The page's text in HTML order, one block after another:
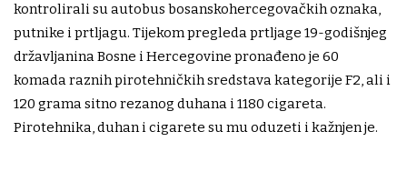
kontrolirali su autobus bosanskohercegovačkih oznaka,
putnike i prtljagu. Tijekom pregleda prtljage 19-godišnjeg
državljanina Bosne i Hercegovine pronađeno je 60
komada raznih pirotehničkih sredstava kategorije F2, ali i
120 grama sitno rezanog duhana i 1180 cigareta.
Pirotehnika, duhan i cigarete su mu oduzeti i kažnjen je.